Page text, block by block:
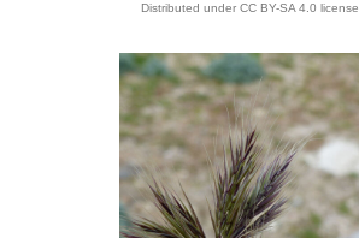
Distributed under CC BY-SA 4.0 license.